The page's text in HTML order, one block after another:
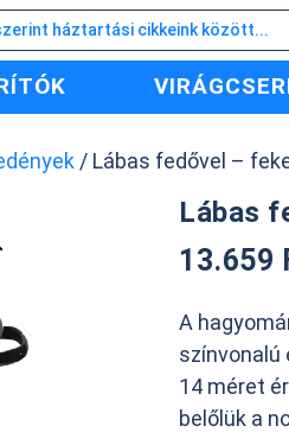
/ Lábas fedővel –
Lábas
13.659
A
színvonalú
14 méret
belőlük a